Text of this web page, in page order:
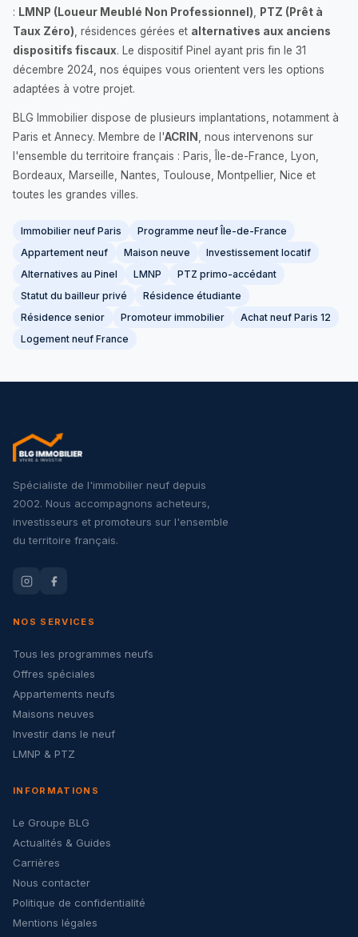
: LMNP (Loueur Meublé Non Professionnel)
PTZ (Prêt à
Taux Zéro) , résidences gérées et alternatives aux anciens
dispositifs fiscaux. Le dispositif Pinel ayant pris fin le 31
décembre 2024, nos équipes vous orientent vers les options
adaptées à votre projet.
BLG Immobilier dispose de plusieurs implantations, notamment à
Paris et Annecy. Membre de l'ACRIN
, nous intervenons sur
l'ensemble du territoire français : Paris, Île-de-France, Lyon,
Bordeaux, Marseille, Nantes, Toulouse, Montpellier, Nice et
toutes les grandes villes.
Immobilier neuf Paris
Programme neuf Île-de-France
Appartement neuf
Maison neuve
Investissement locatif
Alternatives au Pinel
LMNP
PTZ primo-accédant
Statut du bailleur privé
Résidence étudiante
Résidence senior
Promoteur immobilier
Achat neuf Paris 12
Logement neuf France
Spécialiste de l'immobilier neuf depuis
2002. Nous accompagnons acheteurs,
investisseurs et promoteurs sur l'ensemble
du territoire français.
NOS SERVICES
Tous les programmes neufs
Offres spéciales
Appartements neufs
Maisons neuves
Investir dans le neuf
LMNP & PTZ
INFORMATIONS
Le Groupe BLG
Actualités & Guides
Carrières
Nous contacter
Politique de confidentialité
Mentions légales